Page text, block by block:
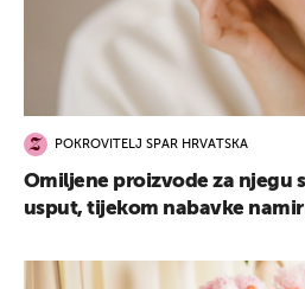
POKROVITELJ SPAR HRVATSKA
Omiljene proizvode za njegu
usput, tijekom nabavke